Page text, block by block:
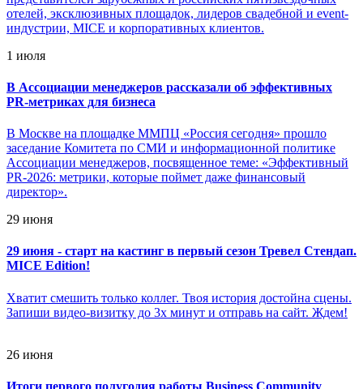
отелей, эксклюзивных площадок, лидеров свадебной и event-
индустрии, MICE и корпоративных клиентов.
1 июля
В Ассоциации менеджеров рассказали об эффективных
PR-метриках для бизнеса
В Москве на площадке ММПЦ «Россия сегодня» прошло
заседание Комитета по СМИ и информационной политике
Ассоциации менеджеров, посвященное теме: «Эффективный
PR-2026: метрики, которые поймет даже финансовый
директор».
29 июня
29 июня - старт на кастинг в первый сезон Тревел Стендап.
MICE Edition!
Хватит смешить только коллег. Твоя история достойна сцены.
Запиши видео-визитку до 3х минут и отправь на сайт. Ждем!
26 июня
Итоги первого полугодия работы Business Community